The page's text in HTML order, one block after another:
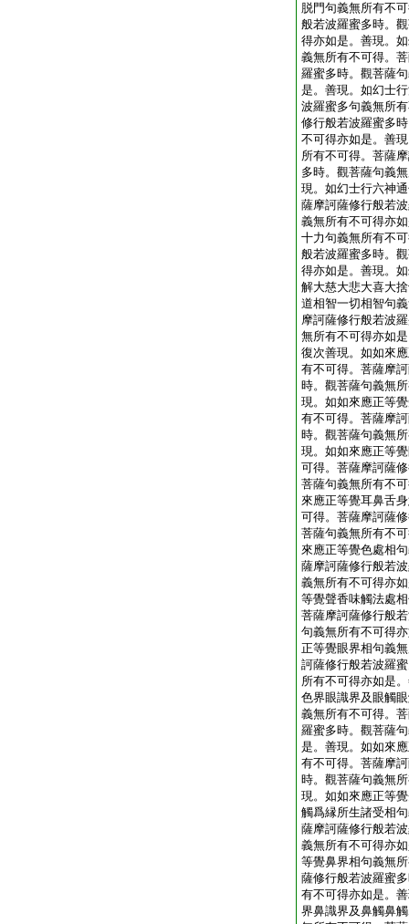
脱門句義無所有不
般若波羅蜜多時。
得亦如是。善現。
義無所有不可得。
羅蜜多時。觀菩薩
是。善現。如幻士
波羅蜜多句義無所
修行般若波羅蜜多
不可得亦如是。善
所有不可得。菩薩
多時。觀菩薩句義
現。如幻士行六神
薩摩訶薩修行般若
義無所有不可得亦
十力句義無所有不
般若波羅蜜多時。
得亦如是。善現。
解大慈大悲大喜大
道相智一切相智句
摩訶薩修行般若波
無所有不可得亦如是
復次善現。如如來
有不可得。菩薩摩
時。觀菩薩句義無
現。如如來應正等
有不可得。菩薩摩
時。觀菩薩句義無
現。如如來應正等
可得。菩薩摩訶薩
菩薩句義無所有不
來應正等覺耳鼻舌
可得。菩薩摩訶薩
菩薩句義無所有不
來應正等覺色處相
薩摩訶薩修行般若
義無所有不可得亦
等覺聲香味觸法處
菩薩摩訶薩修行般
句義無所有不可得
正等覺眼界相句義
訶薩修行般若波羅
所有不可得亦如是
色界眼識界及眼觸
義無所有不可得。
羅蜜多時。觀菩薩
是。善現。如如來
有不可得。菩薩摩
時。觀菩薩句義無
現。如如來應正等
觸爲縁所生諸受相
薩摩訶薩修行般若
義無所有不可得亦
等覺鼻界相句義無
薩修行般若波羅蜜
有不可得亦如是。
界鼻識界及鼻觸鼻